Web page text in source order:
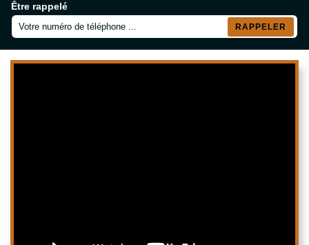
Être rappelé